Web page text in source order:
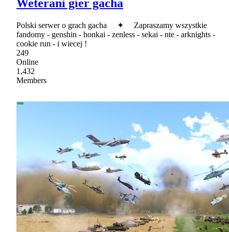
Weterani gier gacha
Polski serwer o grach gacha ✦ Zapraszamy wszystkie
fandomy - genshin - honkai - zenless - sekai - nte - arknights -
cookie run - i wiecej !
249
Online
1,432
Members